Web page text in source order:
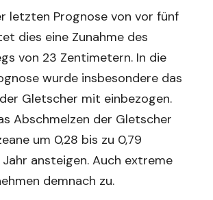
letzten Prognose von vor fünf
dies eine Zunahme des
von 23 Zentimetern. In die
wurde insbesondere das
Gletscher mit einbezogen.
Abschmelzen der Gletscher
um 0,28 bis zu 0,79
ansteigen. Auch extreme
demnach zu.